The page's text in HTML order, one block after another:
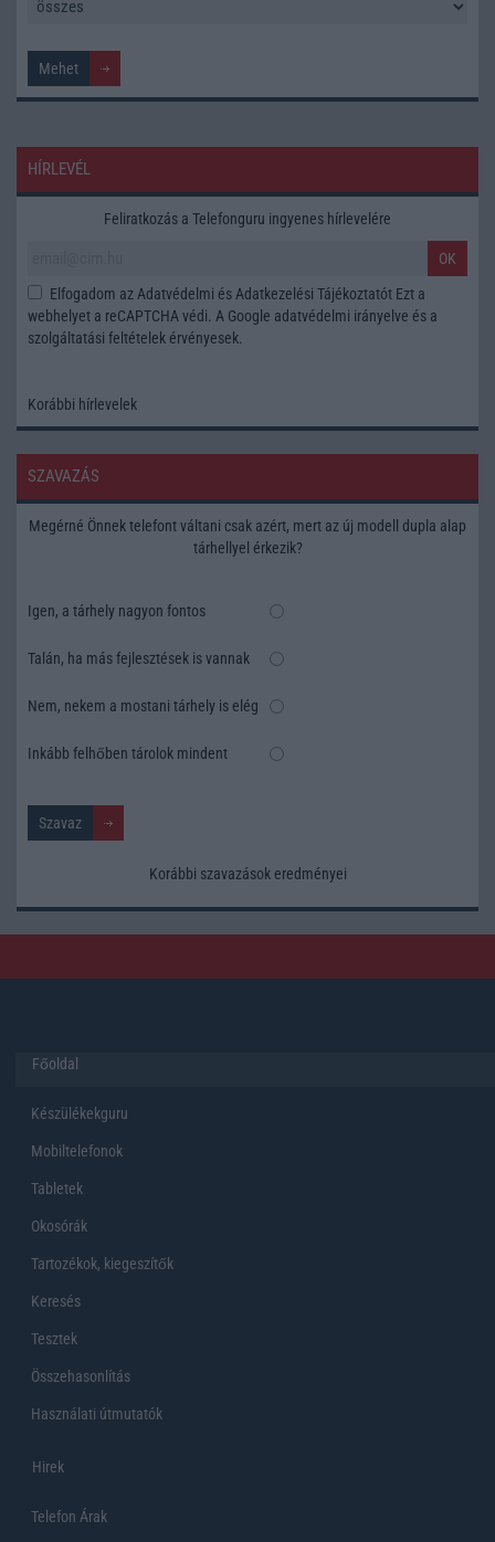
HÍRLEVÉL
Feliratkozás a Telefonguru ingyenes hírlevelére
OK
Elfogadom azAdatvédelmi és Adatkezelési Tájékoztatót Ezt a
webhelyet a reCAPTCHA védi. A Google adatvédelmi irányelve és a
szolgáltatási feltételek érvényesek.
Korábbi hírlevelek
SZAVAZÁS
Megérné Önnek telefont váltani csak azért, mert az új modell dupla alap
tárhellyel érkezik?
Igen, a tárhely nagyon fontos
Talán, ha más fejlesztések is vannak
Nem, nekem a mostani tárhely is elég
Inkább felhőben tárolok mindent
Korábbi szavazások eredményei
Főoldal
Készülékekguru
Mobiltelefonok
Tabletek
Okosórák
Tartozékok, kiegeszítők
Keresés
Tesztek
Összehasonlítás
Használati útmutatók
Hirek
Telefon Árak